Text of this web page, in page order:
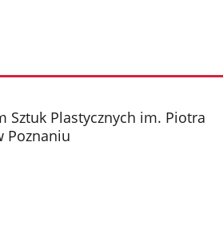
Sztuk Plastycznych im. Piotra
Poznaniu